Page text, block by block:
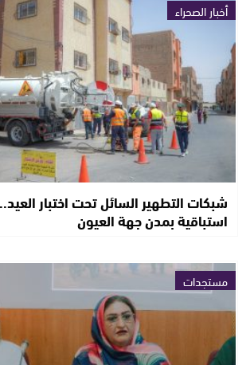
أخبار الصحراء
شبكات التطهير السائل تحت اختبار
استباقية بمدن جهة العيون
مستجدات